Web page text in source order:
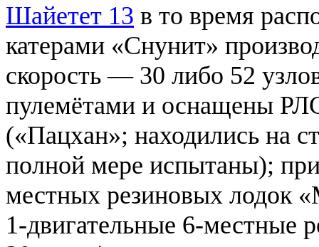
Шайетет 13 в то время
катерами «Снунит»
скорость — 30 либо 52
пулемётами и оснащены
(«Пацхан»; находились на
полной мере испытаны);
местных резиновых лодок
1-двигательные 6-местные